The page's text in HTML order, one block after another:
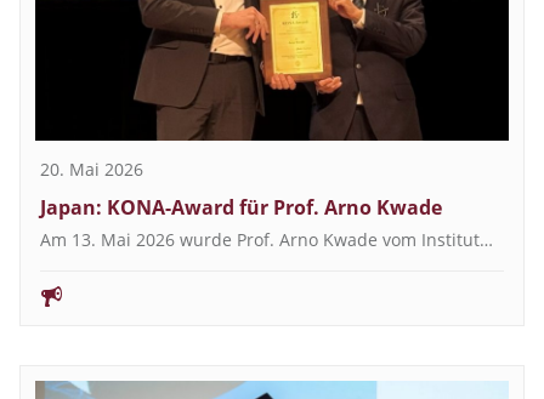
20. Mai 2026
Japan: KONA-Award für Prof. Arno Kwade
Am 13. Mai 2026 wurde Prof. Arno Kwade vom Institut…